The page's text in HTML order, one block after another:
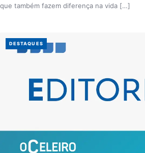
que também fazem diferença na vida […]
DESTAQUES